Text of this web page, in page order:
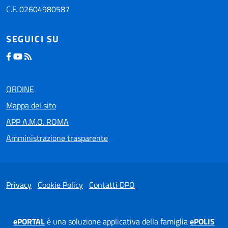
C.F. 02604980587
SEGUICI SU
ORDINE
Mappa del sito
APP A.M.O. ROMA
Amministrazione trasparente
Privacy Cookie Policy Contatti DPO
ePORTALè una soluzione applicativa della famigliaePOLIS